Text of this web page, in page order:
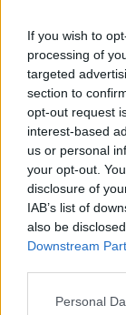
If you wish to
processing of
targeted
section to
opt-out request
interest-based
us or personal
your opt-out.
disclosure of
IAB’s list of
also be
Downstream
Personal
15ο
2026: «The